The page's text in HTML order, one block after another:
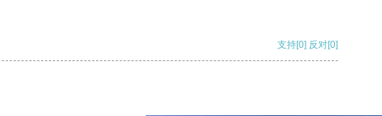
支持[0] 反对[0]